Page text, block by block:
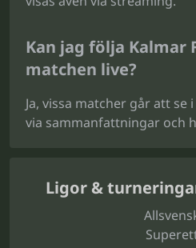
Kan jag följa Kalmar
matchen live?
Ja, vissa matcher går att
via sammanfattningar och
Ligor &